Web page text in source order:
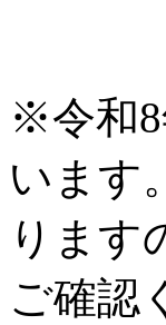
※令和8
います
ります
ご確認